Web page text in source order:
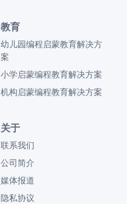
教育
幼儿园编程启蒙教育解决方
案
小学启蒙编程教育解决方案
机构启蒙编程教育解决方案
关于
联系我们
公司简介
媒体报道
隐私协议